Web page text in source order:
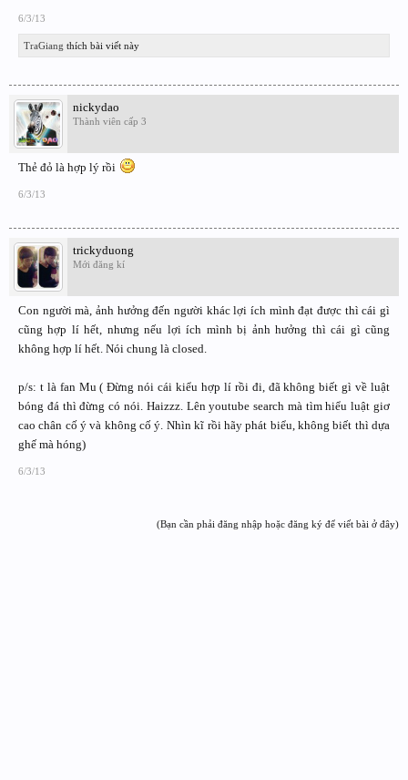
6/3/13
TraGiang thích bài viết này
nickydao
Thành viên cấp 3
Thẻ đỏ là hợp lý rồi
6/3/13
trickyduong
Mới đăng kí
Con người mà, ảnh hưởng đến người khác lợi ích mình đạt được thì cái gì
cũng hợp lí hết, nhưng nếu lợi ích mình bị ảnh hưởng thì cái gì cũng
không hợp lí hết. Nói chung là closed.
p/s: t là fan Mu ( Đừng nói cái kiểu hợp lí rồi đi, đã không biết gì về luật
bóng đá thì đừng có nói. Haizzz. Lên youtube search mà tìm hiểu luật giơ
cao chân cố ý và không cố ý. Nhìn kĩ rồi hãy phát biểu, không biết thì dựa
ghế mà hóng)
6/3/13
(Bạn cần phải đăng nhập hoặc đăng ký để viết bài ở đây)